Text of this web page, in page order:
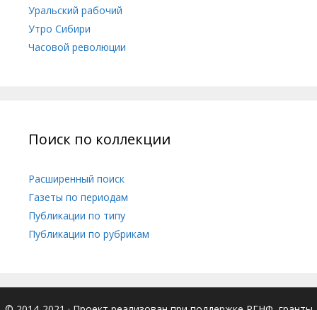
Уральский рабочий
Утро Сибири
Часовой революции
Поиск по коллекции
Расширенный поиск
Газеты по периодам
Публикации по типу
Публикации по рубрикам